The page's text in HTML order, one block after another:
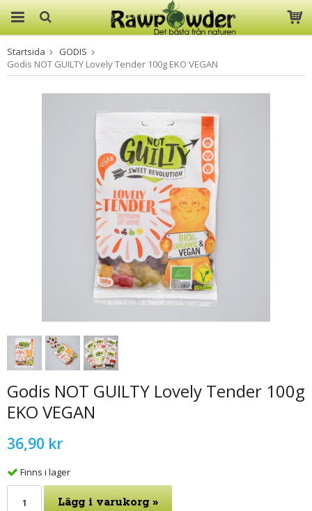
Produkten har blivit tillagd i
varukorgen
Startsida
GODIS
Godis NOT GUILTY Lovely Tender 100g EKO VEGAN
Godis NOT GUILTY Lovely Tender 100g
EKO VEGAN
36,90 kr
Finns i lager
Lägg i varukorg »